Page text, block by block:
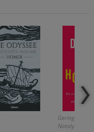
Geringer
Nataly Bleuel: